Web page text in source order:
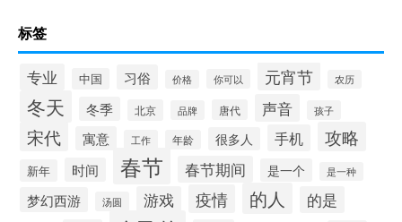
标签
专业 中国 习俗 价格 你可以 元宵节 农历
冬天 冬季 北京 品牌 唐代 声音 孩子
宋代 寓意 工作 年龄 很多人 手机 攻略
新年 时间 春节 春节期间 是一个 是一种
梦幻西游 汤圆 游戏 疫情 的人 的是